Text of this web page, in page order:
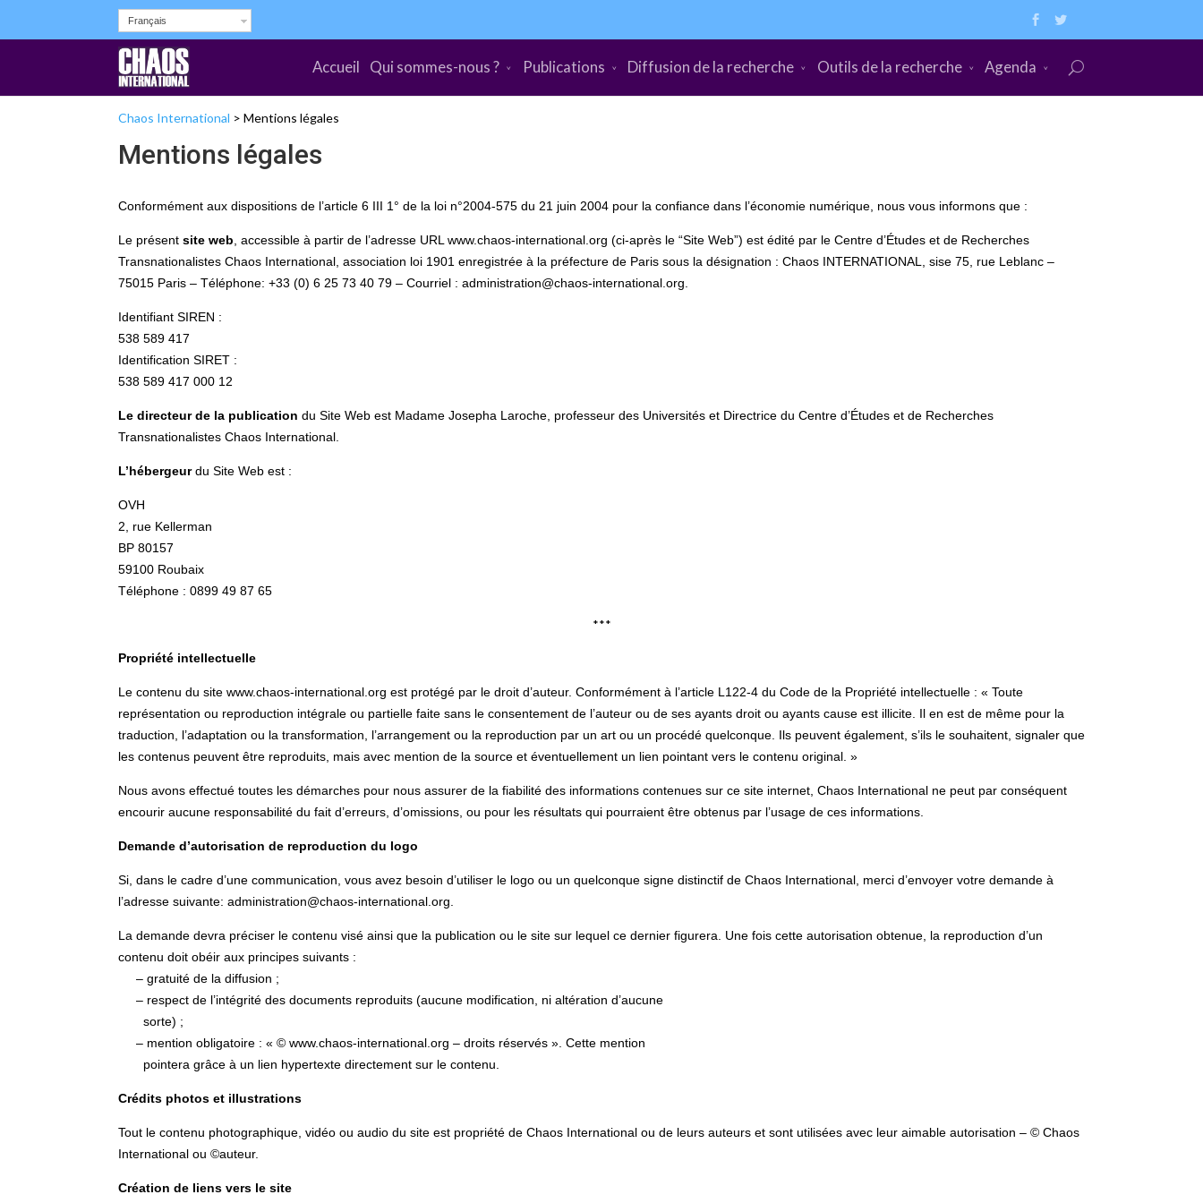
Français
Accueil Qui sommes-nous ? Publications Diffusion de la recherche Outils de la recherche Agenda
Chaos International > Mentions légales
Mentions légales
Conformément aux dispositions de l’article 6 III 1° de la loi n°2004-575 du 21 juin 2004 pour la confiance dans l’économie numérique, nous vous informons que :
Le présent site web , accessible à partir de l’adresse URL www.chaos-international.org (ci-après le “Site Web”) est édité par le Centre d’Études et de Recherches
Transnationalistes Chaos International, association loi 1901 enregistrée à la préfecture de Paris sous la désignation : Chaos INTERNATIONAL, sise 75, rue Leblanc –
75015 Paris – Téléphone: +33 (0) 6 25 73 40 79 – Courriel : administration@chaos-international.org.
Identifiant SIREN :
538 589 417
Identification SIRET :
538 589 417 000 12
Le directeur de la publication du Site Web est Madame Josepha Laroche, professeur des Universités et Directrice du Centre d’Études et de Recherches
Transnationalistes Chaos International.
L’hébergeurdu Site Web est :
OVH
2, rue Kellerman
BP 80157
59100 Roubaix
Téléphone : 0899 49 87 65
***
Propriété intellectuelle
Le contenu du site www.chaos-international.org est protégé par le droit d’auteur. Conformément à l’article L122-4 du Code de la Propriété intellectuelle : « Toute
représentation ou reproduction intégrale ou partielle faite sans le consentement de l’auteur ou de ses ayants droit ou ayants cause est illicite. Il en est de même pour la
traduction, l’adaptation ou la transformation, l’arrangement ou la reproduction par un art ou un procédé quelconque. Ils peuvent également, s’ils le souhaitent, signaler que
les contenus peuvent être reproduits, mais avec mention de la source et éventuellement un lien pointant vers le contenu original. »
Nous avons effectué toutes les démarches pour nous assurer de la fiabilité des informations contenues sur ce site internet, Chaos International ne peut par conséquent
encourir aucune responsabilité du fait d’erreurs, d’omissions, ou pour les résultats qui pourraient être obtenus par l’usage de ces informations.
Demande d’autorisation de reproduction du logo
Si, dans le cadre d’une communication, vous avez besoin d’utiliser le logo ou un quelconque signe distinctif de Chaos International, merci d’envoyer votre demande à
l’adresse suivante: administration@chaos-international.org.
La demande devra préciser le contenu visé ainsi que la publication ou le site sur lequel ce dernier figurera. Une fois cette autorisation obtenue, la reproduction d’un
contenu doit obéir aux principes suivants :
– gratuité de la diffusion ;
– respect de l’intégrité des documents reproduits (aucune modification, ni altération d’aucune
sorte) ;
– mention obligatoire : « © www.chaos-international.org – droits réservés ». Cette mention
pointera grâce à un lien hypertexte directement sur le contenu.
Crédits photos et illustrations
Tout le contenu photographique, vidéo ou audio du site est propriété de Chaos International ou de leurs auteurs et sont utilisées avec leur aimable autorisation – © Chaos
International ou ©auteur.
Création de liens vers le site